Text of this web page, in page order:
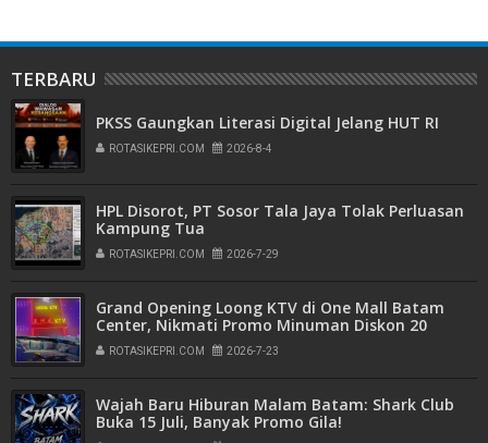
TERBARU
PKSS Gaungkan Literasi Digital Jelang HUT RI
ROTASIKEPRI.COM 2026-8-4
HPL Disorot, PT Sosor Tala Jaya Tolak Perluasan
Kampung Tua
ROTASIKEPRI.COM 2026-7-29
Grand Opening Loong KTV di One Mall Batam
Center, Nikmati Promo Minuman Diskon 20
Persen
ROTASIKEPRI.COM 2026-7-23
Wajah Baru Hiburan Malam Batam: Shark Club
Buka 15 Juli, Banyak Promo Gila!